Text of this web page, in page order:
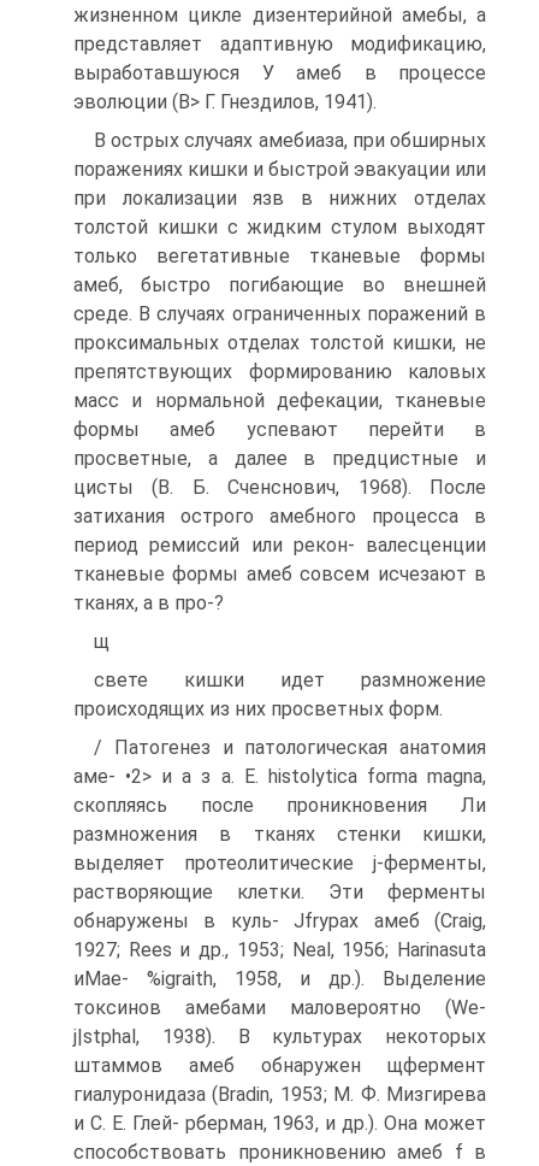
жизненном цикле дизентерийной амебы, а
представляет адаптивную модификацию,
выработавшуюся У амеб в процессе
эволюции (В> Г. Гнездилов, 1941).
В острых случаях амебиаза, при обширных
поражениях кишки и быстрой эвакуации или
при локализации язв в нижних отделах
толстой кишки с жидким стулом выходят
только вегетативные тканевые формы
амеб, быстро погибающие во внешней
среде. В случаях ограниченных поражений в
проксимальных отделах толстой кишки, не
препятствующих формированию каловых
масс и нормальной дефекации, тканевые
формы амеб успевают перейти в
просветные, а далее в предцистные и
цисты (В. Б. Сченснович, 1968). После
затихания острого амебного процесса в
период ремиссий или рекон- валесценции
тканевые формы амеб совсем исчезают в
тканях, а в про-?
щ
свете кишки идет размножение
происходящих из них просветных форм.
/ Патогенез и патологическая анатомия
аме- •2> и а з а. Е. histolytica forma magna,
скопляясь после проникновения Ли
размножения в тканях стенки кишки,
выделяет протеолитические j-ферменты,
растворяющие клетки. Эти ферменты
обнаружены в куль- Jfrypax амеб (Craig,
1927; Rees и др., 1953; Neal, 1956; Harinasuta
иМае- %igraith, 1958, и др.). Выделение
токсинов амебами маловероятно (We-
j|stphal, 1938). В культурах некоторых
штаммов амеб обнаружен щфермент
гиалуронидаза (Bradin, 1953; М. Ф. Мизгирева
и С. Е. Глей- рберман, 1963, и др.). Она может
способствовать проникновению амеб f в